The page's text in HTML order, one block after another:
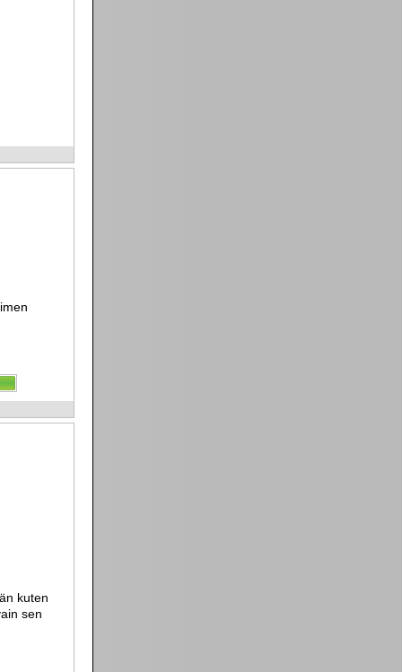
kuten
sen